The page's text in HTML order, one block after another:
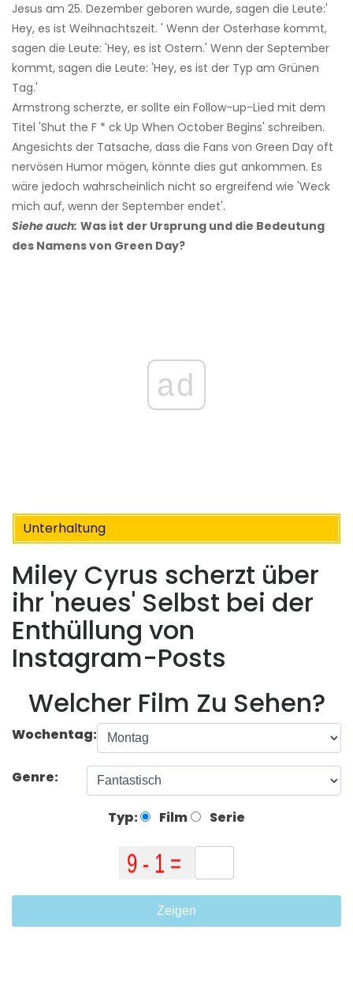
Jesus am 25. Dezember geboren wurde, sagen die Leute:'
Hey, es ist Weihnachtszeit. ' Wenn der Osterhase kommt,
sagen die Leute: 'Hey, es ist Ostern.' Wenn der September
kommt, sagen die Leute: 'Hey, es ist der Typ am Grünen
Tag.'
Armstrong scherzte, er sollte ein Follow-up-Lied mit dem
Titel 'Shut the F * ck Up When October Begins' schreiben.
Angesichts der Tatsache, dass die Fans von Green Day oft
nervösen Humor mögen, könnte dies gut ankommen. Es
wäre jedoch wahrscheinlich nicht so ergreifend wie 'Weck
mich auf, wenn der September endet'.
Siehe auch: Was ist der Ursprung und die Bedeutung
des Namens von Green Day?
ad
Unterhaltung
Miley Cyrus scherzt über
ihr 'neues' Selbst bei der
Enthüllung von
Instagram-Posts
Welcher Film Zu Sehen?
Wochentag:
Genre:
Typ: Film Serie
Zeigen